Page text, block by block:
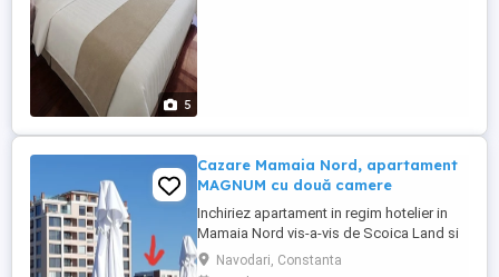
5
Cazare Mamaia Nord, apartament
MAGNUM cu două camere
Inchiriez apartament in regim hotelier in
Mamaia Nord vis-a-vis de Scoica Land si
complex Phoenicia, apartamentul are 1
dormitor, 1 living cu canapea extensibilă,
Navodari, Constanta